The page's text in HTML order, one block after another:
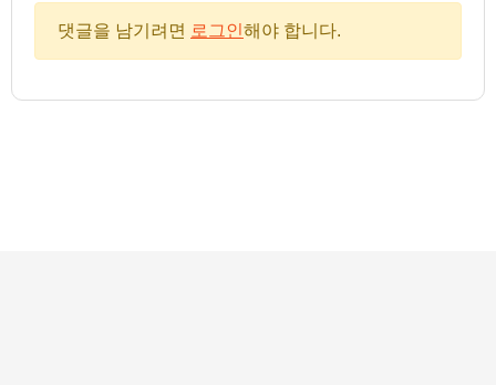
댓글을 남기려면 로그인 해야 합니다.